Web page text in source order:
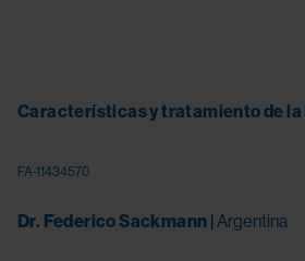
Características y tratamiento de
FA-11434570
Dr. Federico Sackmann | Argentina